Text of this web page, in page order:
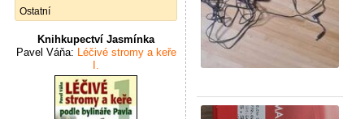
Ostatní
Knihkupectví Jasmínka
Pavel Váňa: Léčivé stromy a keře
I.